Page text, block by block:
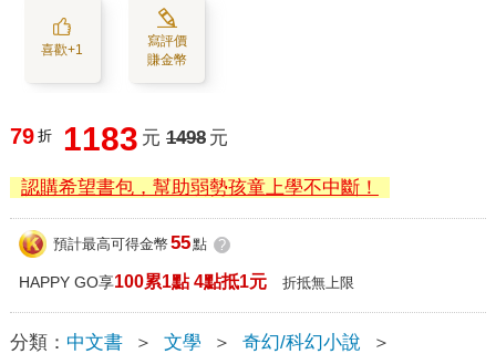
喜歡+1
寫評價
賺金幣
79 折 1183 元 1498 元
認購希望書包，幫助弱勢孩童上學不中斷！
預計最高可得金幣 55點 ?
HAPPY GO享100累1點 4點抵1元 折抵無上限
分類： 中文書 ＞ 文學 ＞ 奇幻/科幻小說
＞